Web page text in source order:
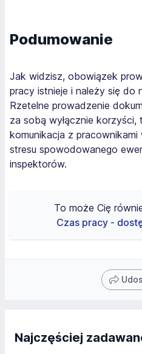
Podumowanie
Jak widzisz, obowiązek
pracy istnieje i należy się do
Rzetelne prowadzenie
za sobą wyłącznie korzyści,
komunikacja z
stresu spowodowanego
inspektorów.
To może Cię
Czas pracy -
Najczęściej